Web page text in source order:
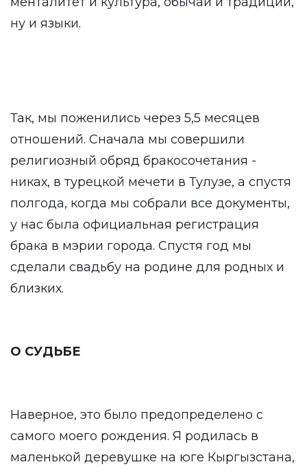
ну и языки.
Так, мы поженились через 5,5 месяцев
отношений. Сначала мы совершили
религиозный обряд бракосочетания -
никах, в турецкой мечети в Тулузе, а спустя
полгода, когда мы собрали все документы,
у нас была официальная регистрация
брака в мэрии города. Спустя год мы
сделали свадьбу на родине для родных и
близких.
О СУДЬБЕ
Наверное, это было предопределено с
самого моего рождения. Я родилась в
маленькой деревушке на юге Кыргызстана,